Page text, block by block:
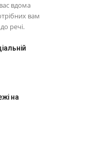
вдома
вам
речі.
на